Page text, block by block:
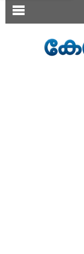
SECTIONS